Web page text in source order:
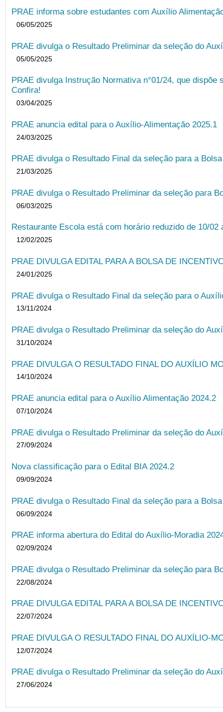
PRAE informa sobre estudantes com Auxílio
06/05/2025
PRAE divulga o Resultado Preliminar da seleção do
05/05/2025
PRAE divulga Instrução Normativa n°01/24, que
Confira!
03/04/2025
PRAE anuncia edital para o Auxílio-Alimentação 2025.1
24/03/2025
PRAE divulga o Resultado Final da seleção para a
21/03/2025
PRAE divulga o Resultado Preliminar da seleção para
06/03/2025
Restaurante Escola está com horário reduzido de 10/
12/02/2025
PRAE DIVULGA EDITAL PARA A BOLSA DE
24/01/2025
PRAE divulga o Resultado Final da seleção para o
13/11/2024
PRAE divulga o Resultado Preliminar da seleção do
31/10/2024
PRAE DIVULGA O RESULTADO FINAL DO AUXÍLIO
14/10/2024
PRAE anuncia edital para o Auxílio Alimentação 2024.2
07/10/2024
PRAE divulga o Resultado Preliminar da seleção do
27/09/2024
Nova classificação para o Edital BIA 2024.2
09/09/2024
PRAE divulga o Resultado Final da seleção para a
06/09/2024
PRAE informa abertura do Edital do Auxílio-Moradia
02/09/2024
PRAE divulga o Resultado Preliminar da seleção para
22/08/2024
PRAE DIVULGA EDITAL PARA A BOLSA DE
22/07/2024
PRAE DIVULGA O RESULTADO FINAL DO AUXÍLIO-
12/07/2024
PRAE divulga o Resultado Preliminar da seleção do
27/06/2024